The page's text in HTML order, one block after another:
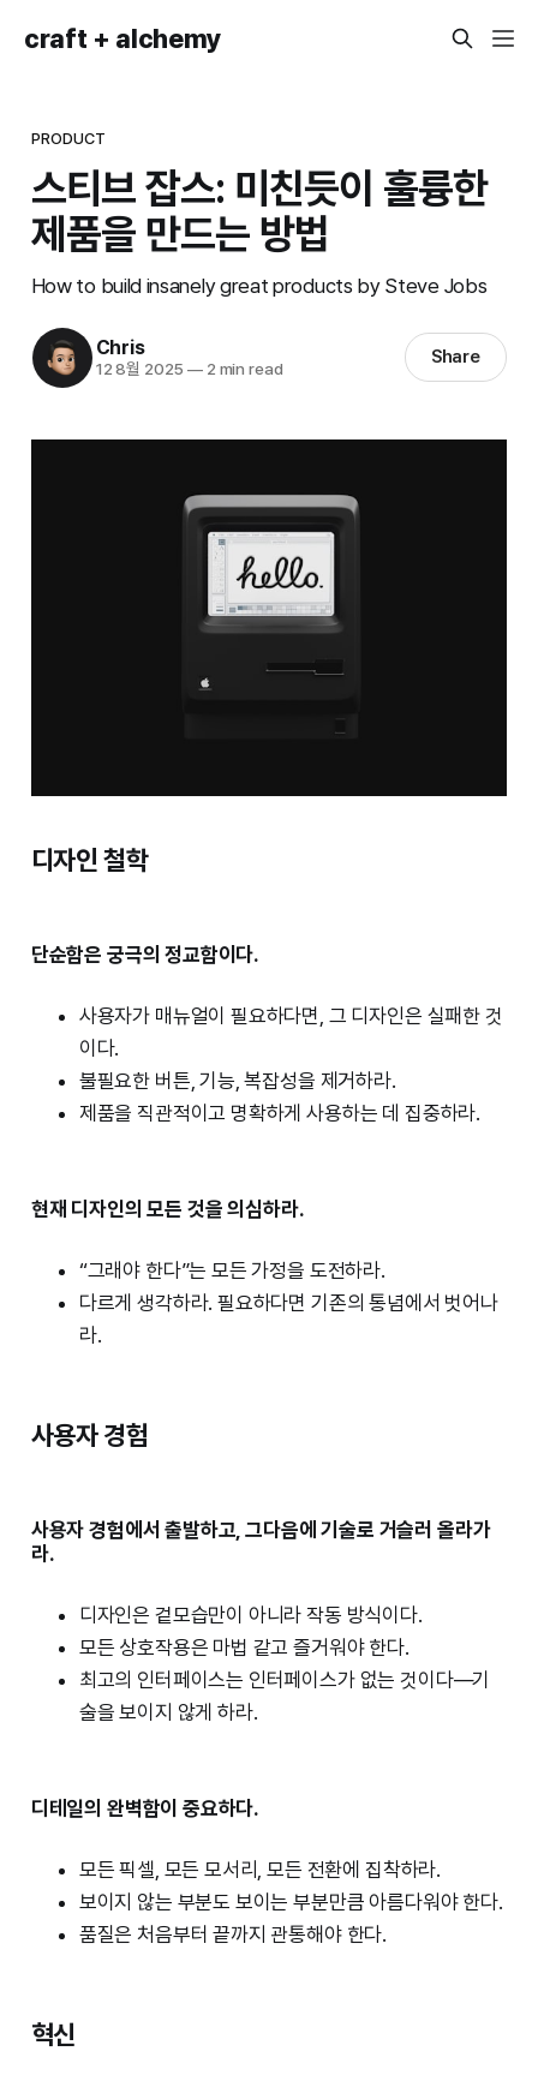
craft + alchemy
PRODUCT
스티브 잡스: 미친듯이 훌륭한
제품을 만드는 방법
How to build insanely great products by Steve Jobs
Chris
12 8월 2025 —2 min read
Share
디자인 철학
단순함은 궁극의 정교함이다.
사용자가 매뉴얼이 필요하다면, 그 디자인은 실패한 것
이다.
불필요한 버튼, 기능, 복잡성을 제거하라.
제품을 직관적이고 명확하게 사용하는 데 집중하라.
현재 디자인의 모든 것을 의심하라.
“그래야 한다”는 모든 가정을 도전하라.
다르게 생각하라. 필요하다면 기존의 통념에서 벗어나
라.
사용자 경험
사용자 경험에서 출발하고, 그다음에 기술로 거슬러 올라가
라.
디자인은 겉모습만이 아니라 작동 방식이다.
모든 상호작용은 마법 같고 즐거워야 한다.
최고의 인터페이스는 인터페이스가 없는 것이다—기
술을 보이지 않게 하라.
디테일의 완벽함이 중요하다.
모든 픽셀, 모든 모서리, 모든 전환에 집착하라.
보이지 않는 부분도 보이는 부분만큼 아름다워야 한다.
품질은 처음부터 끝까지 관통해야 한다.
혁신